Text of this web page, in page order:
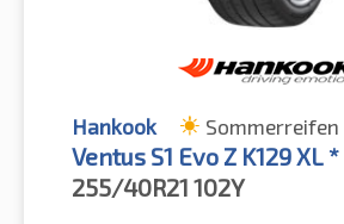
Hankook Sommerreifen
Ventus S1 Evo Z K129 XL *
255/40R21 102Y